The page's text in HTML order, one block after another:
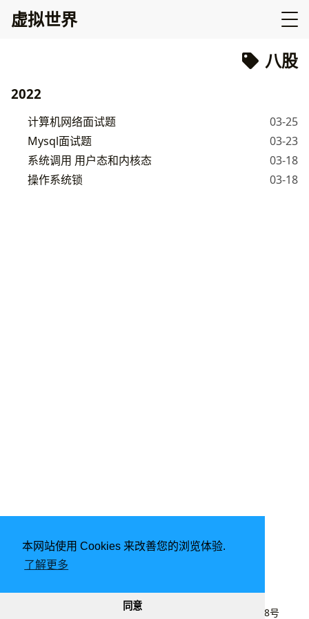
本网站使用 Cookies 来改善您的浏览体验.
了解更多
同意
虚拟世界
八股
2022
计算机网络面试题
03-25
Mysql面试题
03-23
系统调用 用户态和内核态
03-18
操作系统锁
03-18
强力驱动 | 主题 -
CC BY-NC 4.0 桂ICP备20003848号